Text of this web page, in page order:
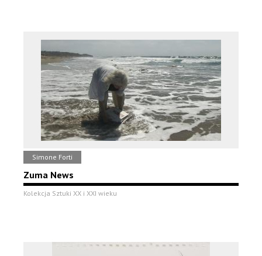
Simone Forti
Zuma News
Kolekcja Sztuki XX i XXI wieku